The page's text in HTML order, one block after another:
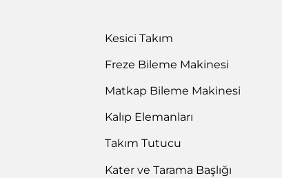
Kesici Takım
Freze Bileme Makinesi
Matkap Bileme Makinesi
Kalıp Elemanları
Takım Tutucu
Kater ve Tarama Başlığı